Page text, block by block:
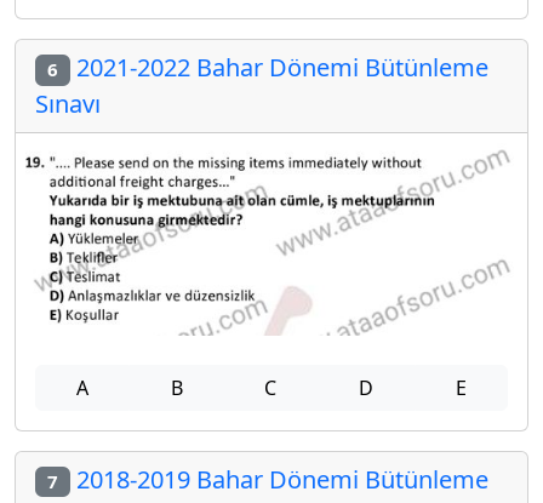
6 2021-2022 Bahar Dönemi Bütünleme
Sınavı
A B C D E
7 2018-2019 Bahar Dönemi Bütünleme